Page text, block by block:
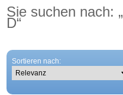
Sie suchen nach: „
D“
Sortieren nach: